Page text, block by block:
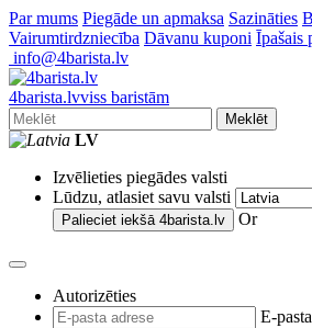
Par mums Piegāde un apmaksa Sazināties
Vairumtirdzniecība Dāvanu kuponi Īpašais
info@4barista.lv
4barista.lvviss baristām
Meklēt
LV
Izvēlieties piegādes valsti
Lūdzu, atlasiet savu valsti
Palieciet iekšā 4barista.lv Or
Autorizēties
E-